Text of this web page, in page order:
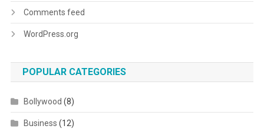
Comments feed
WordPress.org
POPULAR CATEGORIES
Bollywood (8)
Business (12)